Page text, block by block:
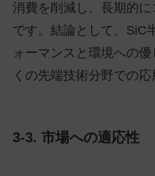
消費を削減し、長期的
です。結論として、SiC
ォーマンスと環境への
くの先端技術分野での応
3-3. 市場への適応性